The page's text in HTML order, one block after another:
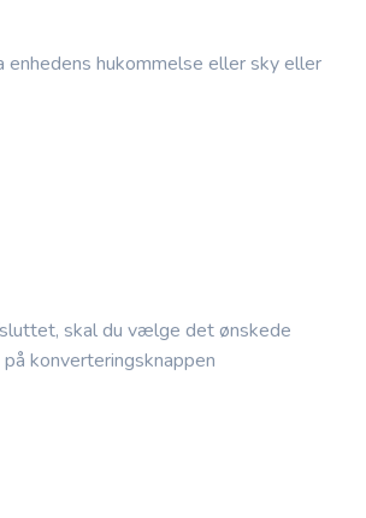
hukommelse eller sky eller
skal du vælge det ønskede
konverteringsknappen